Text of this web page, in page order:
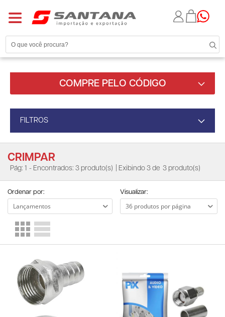
COMPRE PELO CÓDIGO
FILTROS
CRIMPAR
Pág: 1 - Encontrados: 3 produto(s) | Exibindo 3 de 3 produto(s)
Ordenar por: Visualizar: